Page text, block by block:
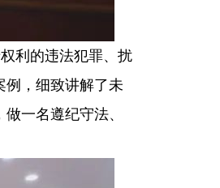
利的违法犯罪、扰
例，细致讲解了未
一名遵纪守法、